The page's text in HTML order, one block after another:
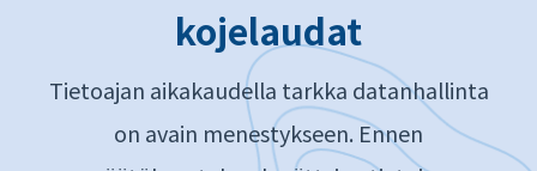
kojelaudat
Tietoajan aikakaudella tarkka datanhallinta
on avain menestykseen. Ennen